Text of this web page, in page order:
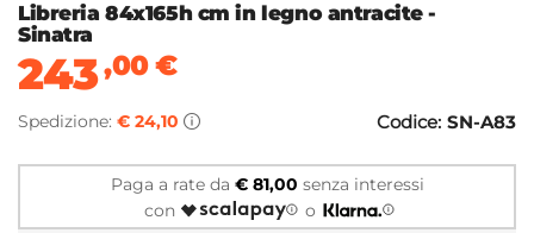
Libreria 84x165h cm in legno antracite -
Sinatra
243,00€
Spedizione: € 24,10 Codice: SN-A83
Paga a rate da € 81,00 senza interessi
con
o